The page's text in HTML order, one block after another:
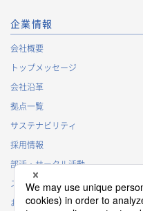
企業情報
会社概要
トップメッセージ
会社沿革
拠点一覧
サステナビリティ
採用情報
部活・サークル活動
スポンサー活動
お問い合わせ